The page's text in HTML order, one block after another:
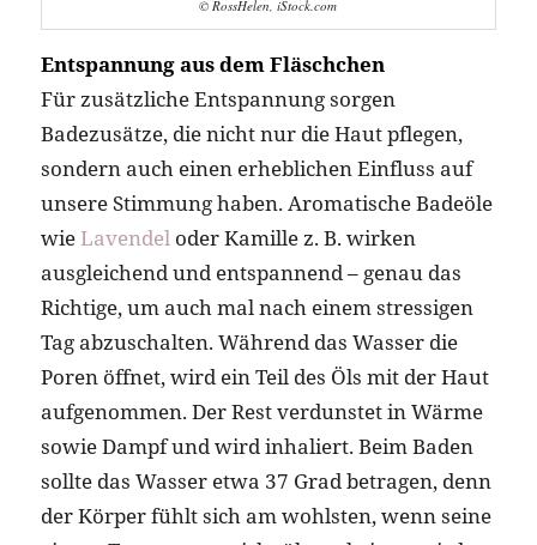
© RossHelen, iStock.com
Entspannung aus dem Fläschchen
Für zusätzliche Entspannung sorgen
Badezusätze, die nicht nur die Haut pflegen,
sondern auch einen erheblichen Einfluss auf
unsere Stimmung haben. Aromatische Badeöle
wieLavendeloder Kamille z. B. wirken
ausgleichend und entspannend – genau das
Richtige, um auch mal nach einem stressigen
Tag abzuschalten. Während das Wasser die
Poren öffnet, wird ein Teil des Öls mit der Haut
aufgenommen. Der Rest verdunstet in Wärme
sowie Dampf und wird inhaliert. Beim Baden
sollte das Wasser etwa 37 Grad betragen, denn
der Körper fühlt sich am wohlsten, wenn seine